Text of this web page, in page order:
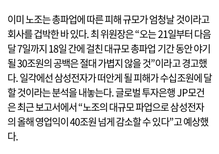
이미 노조는 총파업에 따른 피해 규모가 엄청날 것이라고
회사를 겁박한 바 있다. 최 위원장은 “오는 21일부터 다음
달 7일까지 18일 간에 걸친 대규모 총파업 기간 동안 야기
될 30조원의 공백은 절대 가볍지 않을 것”이라고 경고했
다. 일각에선 삼성전자가 떠안게 될 피해가 수십조원에 달
할 것이라는 분석을 내놓는다. 글로벌 투자은행 JP모건
은 최근 보고서에서 “노조의 대규모 파업으로 삼성전자
의 올해 영업익이 40조원 넘게 감소할 수 있다”고 예상했
다.